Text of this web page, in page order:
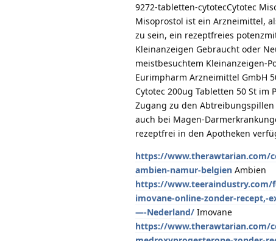
9272-tabletten-cytotecCytotec
Misoprostol ist ein Arzneimittel,
zu sein, ein rezeptfreies
Kleinanzeigen Gebraucht oder
meistbesuchtem Kleinanzeigen-
Eurimpharm Arzneimittel GmbH
Cytotec 200ug Tabletten 50 St
Zugang zu den
auch bei Magen-
rezeptfrei in den Apotheken
https://www.therawtarian.com/
ambien-namur-belgien Ambien
https://www.teeraindustry.com/
imovane-online-zonder-recept,-
—-Nederland/ Imovane
https://www.therawtarian.com/